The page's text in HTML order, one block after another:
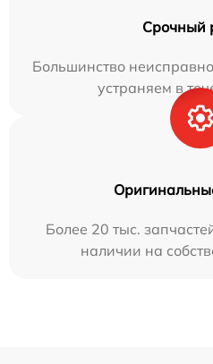
Срочный
Большинство
устраняем в
Более 20 тыс.
наличии на